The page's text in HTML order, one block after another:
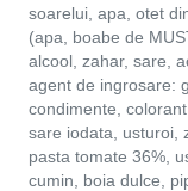
soarelui, apa, otet
(apa, boabe de
alcool, zahar, sare,
agent de ingrosare:
condimente,
sare iodata, usturoi,
pasta tomate 36%,
cumin, boia dulce,